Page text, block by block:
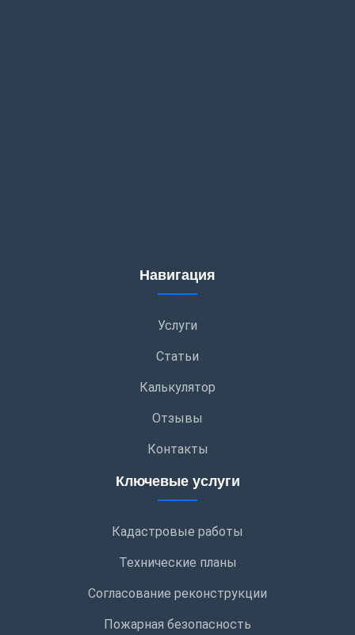
Навигация
Услуги
Статьи
Калькулятор
Отзывы
Контакты
Ключевые услуги
Кадастровые работы
Технические планы
Согласование реконструкции
Пожарная безопасность